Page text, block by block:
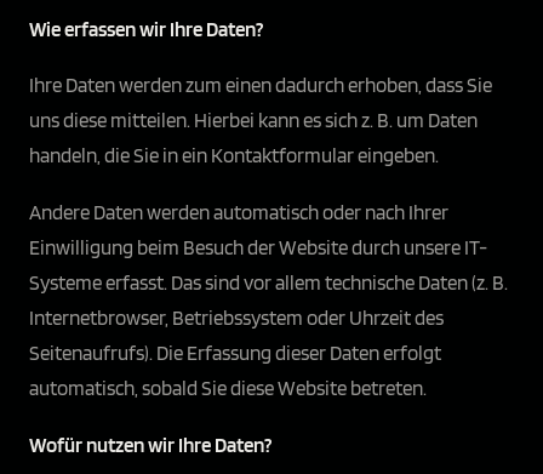
Wie erfassen wir Ihre Daten?
Ihre Daten werden zum einen dadurch erhoben, dass Sie
uns diese mitteilen. Hierbei kann es sich z. B. um Daten
handeln, die Sie in ein Kontaktformular eingeben.
Andere Daten werden automatisch oder nach Ihrer
Einwilligung beim Besuch der Website durch unsere IT-
Systeme erfasst. Das sind vor allem technische Daten (z. B.
Internetbrowser, Betriebssystem oder Uhrzeit des
Seitenaufrufs). Die Erfassung dieser Daten erfolgt
automatisch, sobald Sie diese Website betreten.
Wofür nutzen wir Ihre Daten?